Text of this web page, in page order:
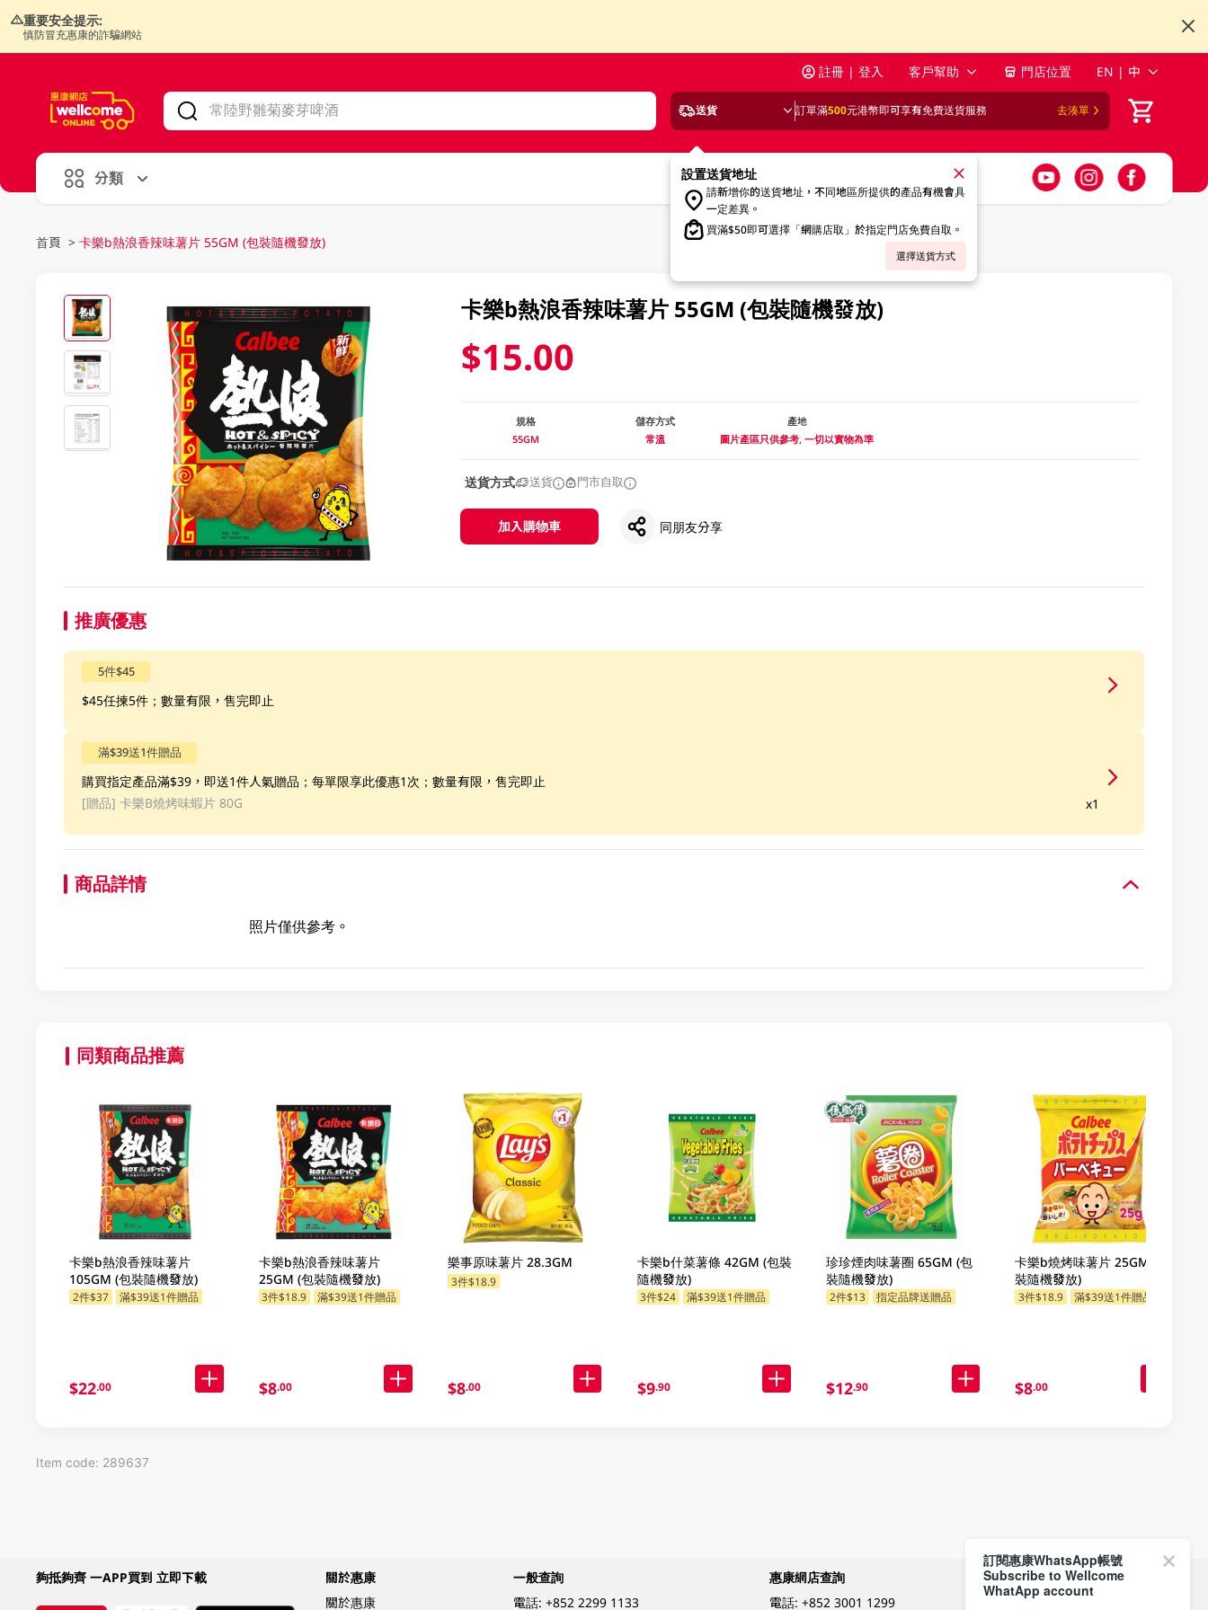
重要安全提示:
慎防冒充惠康的詐騙網站
註冊 | 登入 客戶幫助 門店位置 EN | 中
送貨 訂單滿500元港幣即可享有免費送貨服務 去湊單
設置送貨地址
請新增你的送貨地址，不同地區所提供的產品有機會具
一定差異。
買滿$50即可選擇「網購店取」於指定門店免費自取。
選擇送貨方式
分類
首頁 > 卡樂b熱浪香辣味薯片 55GM (包裝隨機發放)
卡樂b熱浪香辣味薯片 55GM (包裝隨機發放)
$15.00
規格
55GM
儲存方式
常溫
產地
圖片產區只供參考, 一切以實物為準
送貨方式 送貨 門市自取
加入購物車 同朋友分享
推廣優惠
5件$45
$45任揀5件；數量有限，售完即止
滿$39送1件贈品
購買指定產品滿$39，即送1件人氣贈品；每單限享此優惠1次；數量有限，售完即止
[贈品] 卡樂B燒烤味蝦片 80G x1
商品詳情
照片僅供參考。
同類商品推薦
卡樂b熱浪香辣味薯片
105GM (包裝隨機發放)
2件$37 滿$39送1件贈品
$22.00
卡樂b熱浪香辣味薯片
25GM (包裝隨機發放)
3件$18.9 滿$39送1件贈品
$8.00
樂事原味薯片 28.3GM
3件$18.9
$8.00
卡樂b什菜薯條 42GM (包裝
隨機發放)
3件$24 滿$39送1件贈品
$9.90
珍珍煙肉味薯圈 65GM (包
裝隨機發放)
2件$13 指定品牌送贈品
$12.90
卡樂b燒烤味薯片 25GM (包
裝隨機發放)
3件$18.9 滿$39送1件贈品
$8.00
Item code: 289637
夠抵夠齊 一APP買到 立即下載
關於惠康
關於惠康
一般查詢
電話: +852 2299 1133
惠康網店查詢
電話: +852 3001 1299
付款方式
訂閱惠康WhatsApp帳號
Subscribe to Wellcome
WhatApp account